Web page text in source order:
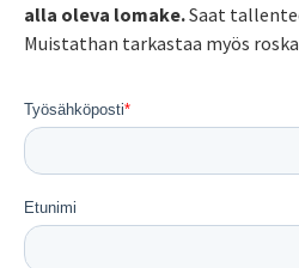
alla oleva lomake.Saat
Muistathan tarkastaa myös